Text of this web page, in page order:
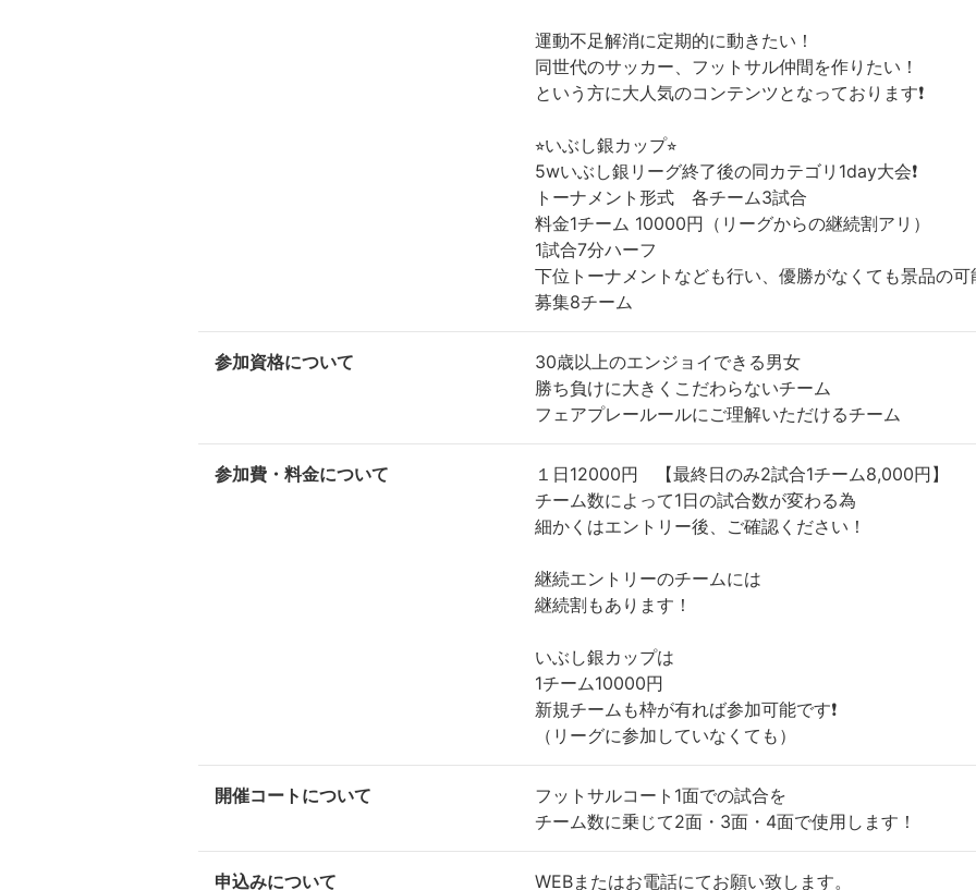
運動不足解消に定期的に動きたい！
同世代のサッカー、フットサル仲間を作りたい！
という方に大人気のコンテンツとなっております❗️
⭐︎いぶし銀カップ⭐︎
5wいぶし銀リーグ終了後の同カテゴリ1day大会❗️
トーナメント形式 各チーム3試合
料金1チーム 10000円（リーグからの継続割アリ）
1試合7分ハーフ
下位トーナメントなども行い、優勝がなくても景品の可
募集8チーム
参加資格について
30歳以上のエンジョイできる男女
勝ち負けに大きくこだわらないチーム
フェアプレールールにご理解いただけるチーム
参加費・料金について
１日12000円 【最終日のみ2試合1チーム8,000円】
チーム数によって1日の試合数が変わる為
細かくはエントリー後、ご確認ください！
継続エントリーのチームには
継続割もあります！
いぶし銀カップは
1チーム10000円
新規チームも枠が有れば参加可能です❗️
（リーグに参加していなくても）
開催コートについて
フットサルコート1面での試合を
チーム数に乗じて2面・3面・4面で使用します！
申込みについて WEBまたはお電話にてお願い致します。